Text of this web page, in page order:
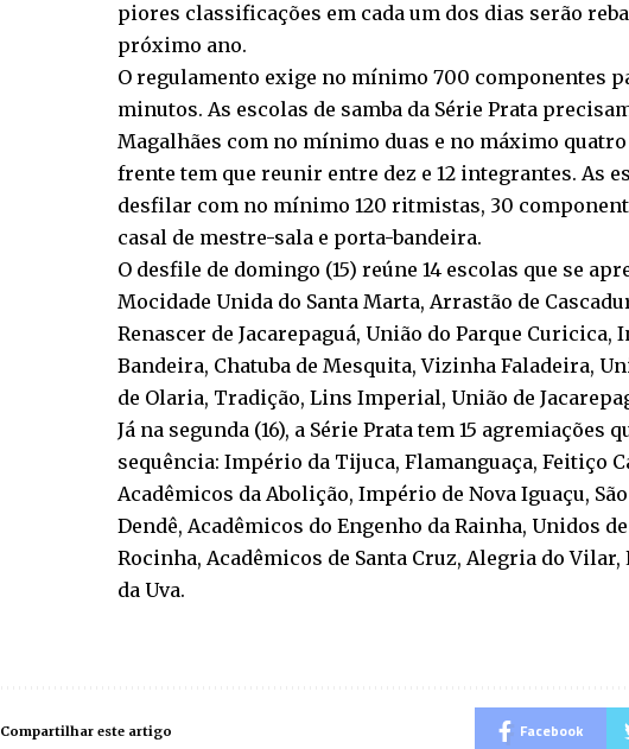
piores classificações em cada um dos dias serão
próximo ano.
O regulamento exige no mínimo 700 componentes
minutos. As escolas de samba da Série Prata
Magalhães com no mínimo duas e no máximo
frente tem que reunir entre dez e 12 integrantes. As
desfilar com no mínimo 120 ritmistas, 30
casal de mestre-sala e porta-bandeira.
O desfile de domingo (15) reúne 14 escolas que se
Mocidade Unida do Santa Marta, Arrastão de
Renascer de Jacarepaguá, União do Parque Curicica,
Bandeira, Chatuba de Mesquita, Vizinha Faladeira,
de Olaria, Tradição, Lins Imperial, União de
Já na segunda (16), a Série Prata tem 15 agremiações
sequência: Império da Tijuca, Flamanguaça, Feitiço
Acadêmicos da Abolição, Império de Nova Iguaçu,
Dendê, Acadêmicos do Engenho da Rainha, Unidos
Rocinha, Acadêmicos de Santa Cruz, Alegria do
da Uva.
Compartilhar este artigo Facebook